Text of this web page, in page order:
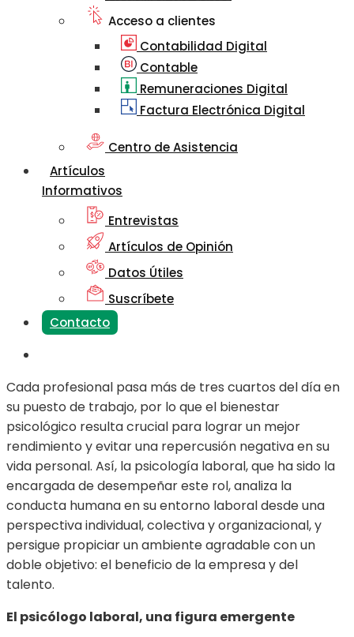
Acceso a clientes
Contabilidad Digital
Contable
Remuneraciones Digital
Factura Electrónica Digital
Centro de Asistencia
Artículos
Informativos
Entrevistas
Artículos de Opinión
Datos Útiles
Suscríbete
Contacto
Cada profesional pasa más de tres cuartos del día en
su puesto de trabajo, por lo que el bienestar
psicológico resulta crucial para lograr un mejor
rendimiento y evitar una repercusión negativa en su
vida personal. Así, la psicología laboral, que ha sido la
encargada de desempeñar este rol, analiza la
conducta humana en su entorno laboral desde una
perspectiva individual, colectiva y organizacional, y
persigue propiciar un ambiente agradable con un
doble objetivo: el beneficio de la empresa y del
talento.
El psicólogo laboral, una figura emergente